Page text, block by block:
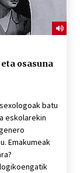
eta osasuna
batu
eskolarekin
Emakumeak